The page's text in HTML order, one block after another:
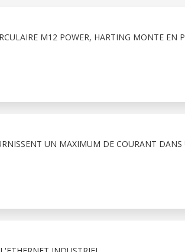
M12 POWER, HARTING MONTE EN
UN MAXIMUM DE COURANT DANS